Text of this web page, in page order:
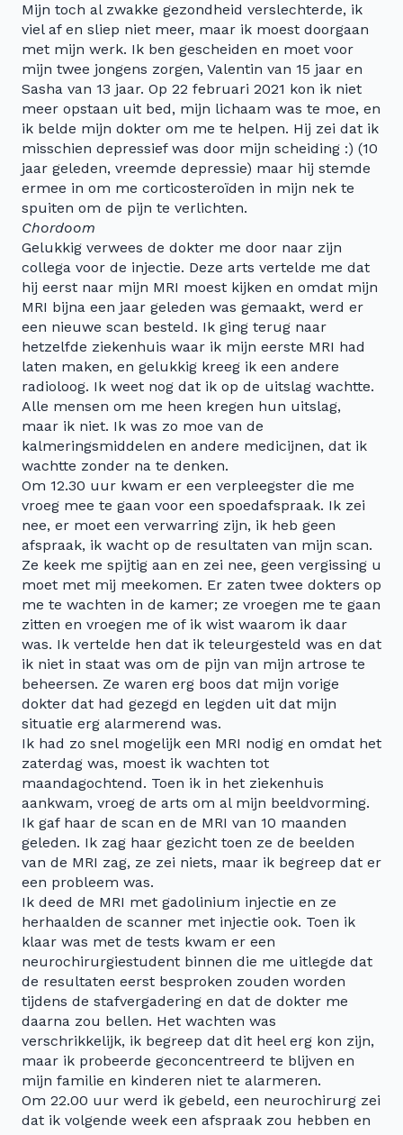
Mijn toch al zwakke gezondheid verslechterde, ik
viel af en sliep niet meer, maar ik moest doorgaan
met mijn werk. Ik ben gescheiden en moet voor
mijn twee jongens zorgen, Valentin van 15 jaar en
Sasha van 13 jaar. Op 22 februari 2021 kon ik niet
meer opstaan uit bed, mijn lichaam was te moe, en
ik belde mijn dokter om me te helpen. Hij zei dat ik
misschien depressief was door mijn scheiding :) (10
jaar geleden, vreemde depressie) maar hij stemde
ermee in om me corticosteroïden in mijn nek te
spuiten om de pijn te verlichten.
Chordoom
Gelukkig verwees de dokter me door naar zijn
collega voor de injectie. Deze arts vertelde me dat
hij eerst naar mijn MRI moest kijken en omdat mijn
MRI bijna een jaar geleden was gemaakt, werd er
een nieuwe scan besteld. Ik ging terug naar
hetzelfde ziekenhuis waar ik mijn eerste MRI had
laten maken, en gelukkig kreeg ik een andere
radioloog. Ik weet nog dat ik op de uitslag wachtte.
Alle mensen om me heen kregen hun uitslag,
maar ik niet. Ik was zo moe van de
kalmeringsmiddelen en andere medicijnen, dat ik
wachtte zonder na te denken.
Om 12.30 uur kwam er een verpleegster die me
vroeg mee te gaan voor een spoedafspraak. Ik zei
nee, er moet een verwarring zijn, ik heb geen
afspraak, ik wacht op de resultaten van mijn scan.
Ze keek me spijtig aan en zei nee, geen vergissing u
moet met mij meekomen. Er zaten twee dokters op
me te wachten in de kamer; ze vroegen me te gaan
zitten en vroegen me of ik wist waarom ik daar
was. Ik vertelde hen dat ik teleurgesteld was en dat
ik niet in staat was om de pijn van mijn artrose te
beheersen. Ze waren erg boos dat mijn vorige
dokter dat had gezegd en legden uit dat mijn
situatie erg alarmerend was.
Ik had zo snel mogelijk een MRI nodig en omdat het
zaterdag was, moest ik wachten tot
maandagochtend. Toen ik in het ziekenhuis
aankwam, vroeg de arts om al mijn beeldvorming.
Ik gaf haar de scan en de MRI van 10 maanden
geleden. Ik zag haar gezicht toen ze de beelden
van de MRI zag, ze zei niets, maar ik begreep dat er
een probleem was.
Ik deed de MRI met gadolinium injectie en ze
herhaalden de scanner met injectie ook. Toen ik
klaar was met de tests kwam er een
neurochirurgiestudent binnen die me uitlegde dat
de resultaten eerst besproken zouden worden
tijdens de stafvergadering en dat de dokter me
daarna zou bellen. Het wachten was
verschrikkelijk, ik begreep dat dit heel erg kon zijn,
maar ik probeerde geconcentreerd te blijven en
mijn familie en kinderen niet te alarmeren.
Om 22.00 uur werd ik gebeld, een neurochirurg zei
dat ik volgende week een afspraak zou hebben en